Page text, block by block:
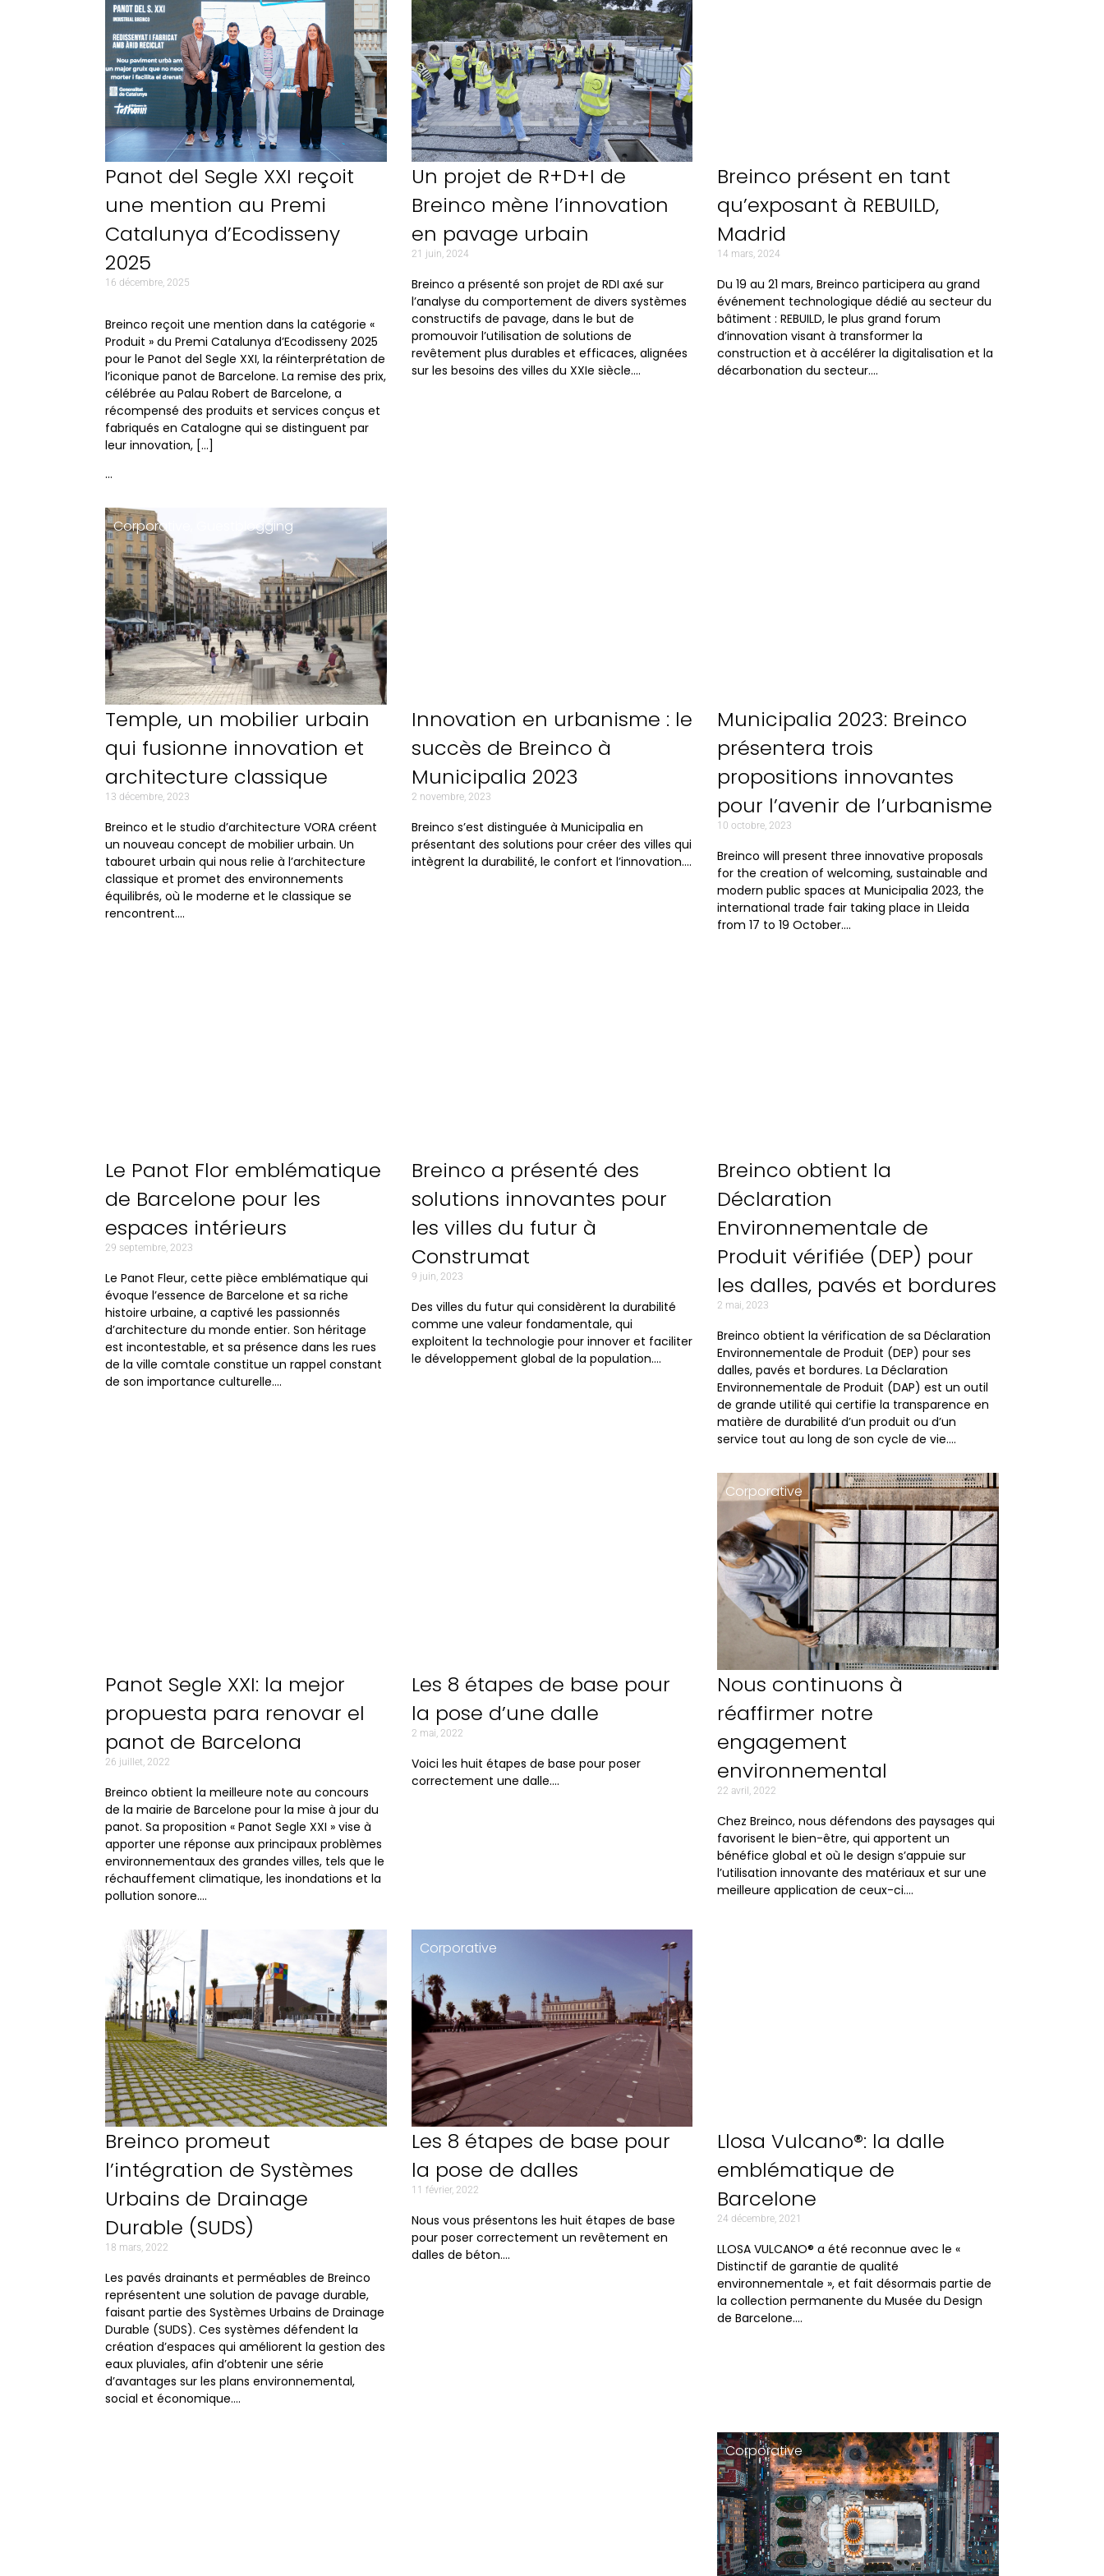
Panot del Segle XXI reçoit
une mention au Premi
Catalunya d’Ecodisseny
2025
16 décembre, 2025
Breinco reçoit une mention dans la catégorie «
Produit » du Premi Catalunya d’Ecodisseny 2025
pour le Panot del Segle XXI, la réinterprétation de
l’iconique panot de Barcelone. La remise des prix,
célébrée au Palau Robert de Barcelone, a
récompensé des produits et services conçus et
fabriqués en Catalogne qui se distinguent par
leur innovation, […]
…
Un projet de R+D+I de
Breinco mène l’innovation
en pavage urbain
21 juin, 2024
Breinco a présenté son projet de RDI axé sur
l’analyse du comportement de divers systèmes
constructifs de pavage, dans le but de
promouvoir l’utilisation de solutions de
revêtement plus durables et efficaces, alignées
sur les besoins des villes du XXIe siècle….
Breinco présent en tant
qu’exposant à REBUILD,
Madrid
14 mars, 2024
Du 19 au 21 mars, Breinco participera au grand
événement technologique dédié au secteur du
bâtiment : REBUILD, le plus grand forum
d’innovation visant à transformer la
construction et à accélérer la digitalisation et la
décarbonation du secteur….
Corporative Guestblogging
Temple, un mobilier urbain
qui fusionne innovation et
architecture classique
13 décembre, 2023
Breinco et le studio d’architecture VORA créent
un nouveau concept de mobilier urbain. Un
tabouret urbain qui nous relie à l’architecture
classique et promet des environnements
équilibrés, où le moderne et le classique se
rencontrent….
Innovation en urbanisme : le
succès de Breinco à
Municipalia 2023
2 novembre, 2023
Breinco s’est distinguée à Municipalia en
présentant des solutions pour créer des villes qui
intègrent la durabilité, le confort et l’innovation….
Municipalia 2023: Breinco
présentera trois
propositions innovantes
pour l’avenir de l’urbanisme
10 octobre, 2023
Breinco will present three innovative proposals
for the creation of welcoming, sustainable and
modern public spaces at Municipalia 2023, the
international trade fair taking place in Lleida
from 17 to 19 October….
Le Panot Flor emblématique
de Barcelone pour les
espaces intérieurs
29 septembre, 2023
Le Panot Fleur, cette pièce emblématique qui
évoque l’essence de Barcelone et sa riche
histoire urbaine, a captivé les passionnés
d’architecture du monde entier. Son héritage
est incontestable, et sa présence dans les rues
de la ville comtale constitue un rappel constant
de son importance culturelle….
Breinco a présenté des
solutions innovantes pour
les villes du futur à
Construmat
9 juin, 2023
Des villes du futur qui considèrent la durabilité
comme une valeur fondamentale, qui
exploitent la technologie pour innover et faciliter
le développement global de la population….
Breinco obtient la
Déclaration
Environnementale de
Produit vérifiée (DEP) pour
les dalles, pavés et bordures
2 mai, 2023
Breinco obtient la vérification de sa Déclaration
Environnementale de Produit (DEP) pour ses
dalles, pavés et bordures. La Déclaration
Environnementale de Produit (DAP) est un outil
de grande utilité qui certifie la transparence en
matière de durabilité d’un produit ou d’un
service tout au long de son cycle de vie….
Panot Segle XXI: la mejor
propuesta para renovar el
panot de Barcelona
26 juillet, 2022
Breinco obtient la meilleure note au concours
de la mairie de Barcelone pour la mise à jour du
panot. Sa proposition « Panot Segle XXI » vise à
apporter une réponse aux principaux problèmes
environnementaux des grandes villes, tels que le
réchauffement climatique, les inondations et la
pollution sonore….
Les 8 étapes de base pour
la pose d’une dalle
2 mai, 2022
Voici les huit étapes de base pour poser
correctement une dalle….
Corporative
Nous continuons à
réaffirmer notre
engagement
environnemental
22 avril, 2022
Chez Breinco, nous défendons des paysages qui
favorisent le bien-être, qui apportent un
bénéfice global et où le design s’appuie sur
l’utilisation innovante des matériaux et sur une
meilleure application de ceux-ci….
Corporative
Breinco promeut
l’intégration de Systèmes
Urbains de Drainage
Durable (SUDS)
18 mars, 2022
Les pavés drainants et perméables de Breinco
représentent une solution de pavage durable,
faisant partie des Systèmes Urbains de Drainage
Durable (SUDS). Ces systèmes défendent la
création d’espaces qui améliorent la gestion des
eaux pluviales, afin d’obtenir une série
d’avantages sur les plans environnemental,
social et économique….
Corporative
Les 8 étapes de base pour
la pose de dalles
11 février, 2022
Nous vous présentons les huit étapes de base
pour poser correctement un revêtement en
dalles de béton….
Llosa Vulcano®: la dalle
emblématique de
Barcelone
24 décembre, 2021
LLOSA VULCANO® a été reconnue avec le «
Distinctif de garantie de qualité
environnementale », et fait désormais partie de
la collection permanente du Musée du Design
de Barcelone….
Corporative